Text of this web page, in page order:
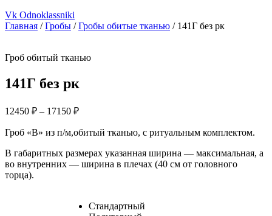
Vk Odnoklassniki
Главная /Гробы /Гробы обитые тканью / 141Г без рк
Гроб обитый тканью
141Г без рк
12450 ₽ – 17150 ₽Диапазон
12450 ₽
17150 ₽
Гроб «В» из п/м,обитый тканью, с ритуальным комплектом.
В габаритных размерах указанная ширина — максимальная, а
во внутренних — ширина в плечах (40 см от головного
торца).
Стандартный